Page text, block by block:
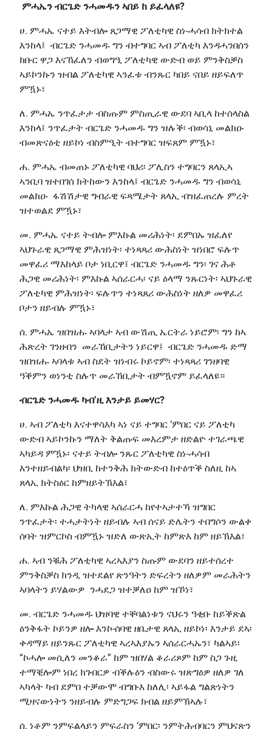
ምሓኤን ብርጌድ ንሓመዱን ኣበይ ከ ይፈላለዩ?
ሀ. ምሓኤ ናተይ እትብሎ ጸጋማዊ ፖለቲካዊ ስነ-ሓሳብ ክትክተል
እንከላ፤ ብርጌድ ንሓመዱ ግን ብተግባር ኣብ ፖለቲካ እንዳሓንበሰን
ክቡር ዋጋ እናኸፈለን ብወግዒ ፖለቲካዊ ውድብ ወይ ምንቅስቓስ
ኣይኮንኩን ዝብል ፖለቲካዊ ኣንፈቱ ብንጹር ካበይ ናበይ ዘይፍለጥ
ምዃኑ፣
ለ. ምሓኤ ንጥፈታታ ብስጡም ምስጢራዊ ውደባ ኣቢላ ከተሰላስል
እንከላ፤ ንጥፈታት ብርጌድ ንሓመዱ ግን ዝሉቕ፡ ብወሳኒ መልክዑ
ብመጽናዕቲ ዘይኮነ ብስምዒት ብተግባር ዝፍጸም ምዃኑ፣
ሐ. ምሓኤ ብመጠኑ ፖለቲካዊ ባህሪ፡ ፖሊስን ተግባርን ጸላኢኣ
ኣንቢባ ዝተበገሰ ክትከውን እንከላ፤ ብርጌድ ንሓመዱ ግን ብወሳኒ
መልክዑ ፋሽሽታዊ ግብራዊ ፍጻሜታት ጸላኢ ብዝፈጠረሉ ምረት
ዝተወልደ ምዃኑ፣
መ. ምሓኤ ናተይ ትብሎ ምእኩል መሪሕነት፡ ደምበኡ ዝፈለየ
ኣህጉራዊ ጸጋማዊ ምሕዝነት፡ ተነጻጻሪ ውሕስነት ዝነበሮ ፍሉጥ
መዋፈሪ ማእከላይ ቦታ ነቢርዋ፤ ብርጌድ ንሓመዱ ግን፡ ገና ሕቶ
ሕጋዊ መሪሕነት፡ ምእኩል ኣሰራርሓ፡ ናይ ዕላማ ንጹርነት፡ ኣህጉራዊ
ፖለቲካዊ ምሕዝነት፡ ፍሉጥን ተነጻጸሪ ውሕስነት ዘለዎ መዋፈሪ
ቦታን ዘይብሉ ምዃኑ፣
ሰ. ምሓኤ ዝበዝሑ ኣባላታ ኣብ ውሽጢ ኤርትራ ነይሮም፡ ግን ከኣ
ሕጽረት ገንዘብን መራኸቢታትን ነይርዋ፤ ብርጌድ ንሓመዱ ድማ
ዝበዝሑ ኣባላቱ ኣብ ስደት ዝነብሩ ኮይኖም፡ ተነጻጻሪ ገንዘባዊ
ዓቕምን ወነንቲ ስሉጥ መራኸቢታት ብምዃኖም ይፈላለዩ።
ብርጌድ ንሓመዱ ካብ’ዚ እንታይ ይመሃር?
ሀ. ኣብ ፖለቲካ እናተዋሳእካ ኣነ ናይ ተግባር ‘ምበር ናይ ፖለቲካ
ውድብ ኣይኮንኩን ማለት ቅልጡፍ መእረምታ ዘድልዮ ተገራጫዊ
ኣካይዳ ምዃኑ፡ ናተይ ትብሎ ንጹር ፖለቲካዊ ስነ-ሓሳብ
እንተዘይብልካ፡ ህዝቢ ከተንቅሕ ክትውድብ ከተዕጥቕ ስለዚ ከኣ
ጸላኢ ክትስዕር ከምዘይትኽእል፣
ለ. ምእኩል ሕጋዊ ትካላዊ ኣሰራርሓ ከየተኣታተኻ ዝግበር
ንጥፈታት፡ ተሓታትነት ዘይብሉ ኣብ ሰናይ ድሌትን ተበግሶን ውልቀ
ሰባት ዝምርኮስ ብምዃኑ ዝድለ ውጽኢት ከምጽእ ከም ዘይኽእል፣
ሐ. ኣብ ንቑሕ ፖለቲካዊ ኣረኣእያን ስጡም ውደባን ዘይተሰረተ
ምንቅስቓስ ክንዲ ዝተደልየ ጽንዓትን ድፍረትን ዘለዎም መራሕትን
ኣባላትን ይሃልውዎ ንሓደጋ ዝተቓለዐ ከም ዝኾነ፣
መ. ብርጌድ ንሓመዱ ህዝባዊ ተቐባልነቱን ናህሩን ዓቂቡ ከይቕጽል
ዕንቅፋት ኮይንዎ ዘሎ እንኮ-ሰባዊ ዘቤታዊ ጸላኢ ዘይኮነ፡ እንታይ ደኣ፡
ቀዳማይ ዘይንጹር ፖለቲካዊ ኣረኣእያኡን ኣሰራርሓኡን፣ ካልኣይ፡
“ኮሓሎ መሲለን መንቆራ” ከም ዝበሃል ቆራሪጾም ከም ስጋ ጉዚ
ተማቒሎም ነበረ ክገብርዎ ብቕሉዕን ብስውሩ ዝጽግዕዎ ዘለዎ ገለ
ኣካላት ካብ ደምበ ተቓውሞ ብግቡእ ከለሊ፡ ኣይፋል ግልጽነትን
ሚዛናውነትን ንዘይብሉ ምድግጋፍ ክብል ዘይምኽኣሉ፣
ሰ. ነቶም ንምፍልላይን ምፍራስን ‘ምበር፡ ንምትሕብባርን ምህናጽን